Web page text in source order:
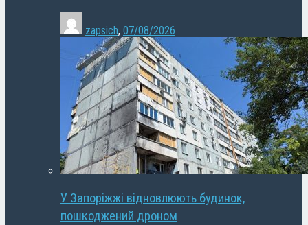
zapsich, 07/08/2026
У Запоріжжі відновлюють будинок,
пошкоджений дроном